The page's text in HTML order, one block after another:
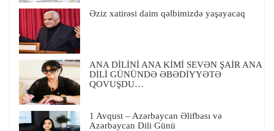
Əziz xatirəsi daim qəlbimizdə yaşayacaq
ANA DİLİNİ ANA KİMİ SEVƏN ŞAİR ANA
DİLİ GÜNÜNDƏ ƏBƏDİYYƏTƏ
QOVUŞDU…
1 Avqust – Azərbaycan Əlifbası və
Azərbaycan Dili Günü